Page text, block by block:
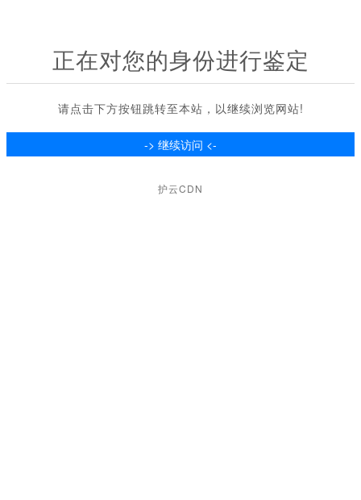
正在对您的身份进行鉴定
请点击下方按钮跳转至本站，以继续浏览网站!
护云CDN